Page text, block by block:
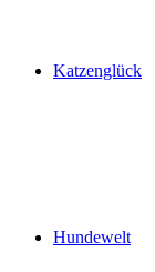
Katzenglück
Hundewelt